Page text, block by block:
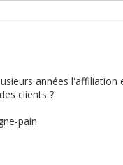
années l'affiliation
clients ?
pain.